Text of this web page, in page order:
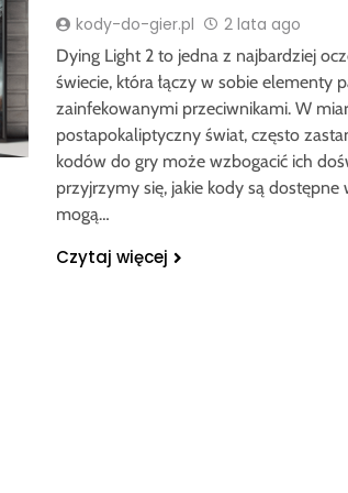
kody-do-gier.pl 2 lata ago
Dying Light 2 to jedna z najbardziej
świecie, która łączy w sobie elementy
zainfekowanymi przeciwnikami. W
postapokaliptyczny świat, często
kodów do gry może wzbogacić ich
przyjrzymy się, jakie kody są dostępne
mogą…
Czytaj więcej